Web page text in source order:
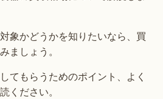
象かどうかを知りたいなら、買
ましょう。
てもらうためのポイント、よく
ください。